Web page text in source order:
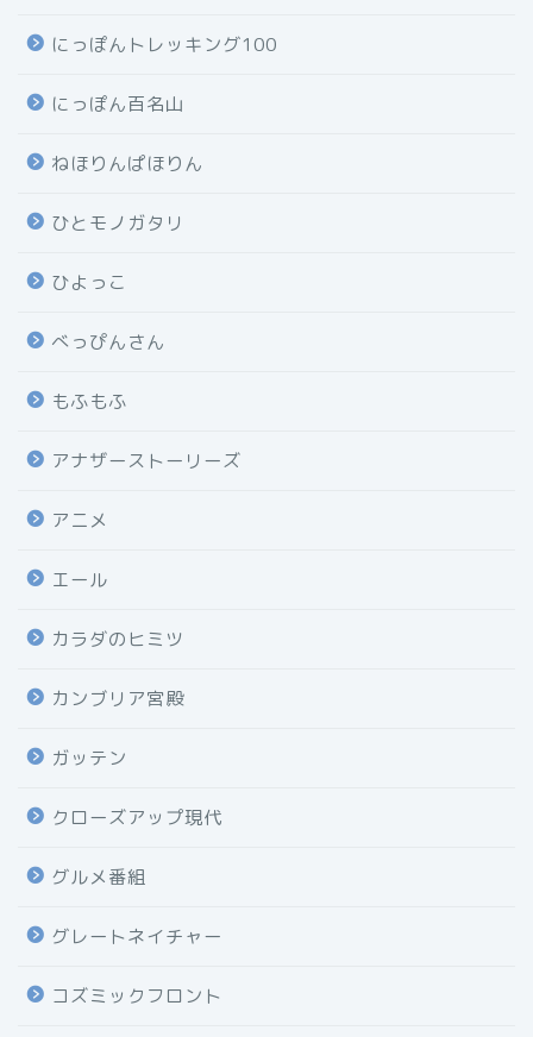
にっぽんトレッキング100
にっぽん百名山
ねほりんぱほりん
ひとモノガタリ
ひよっこ
べっぴんさん
もふもふ
アナザーストーリーズ
アニメ
エール
カラダのヒミツ
カンブリア宮殿
ガッテン
クローズアップ現代
グルメ番組
グレートネイチャー
コズミックフロント